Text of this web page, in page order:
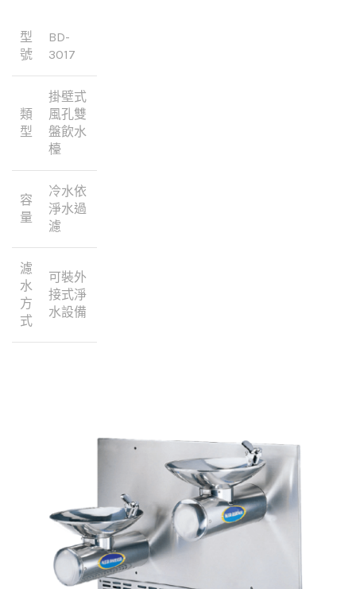
型
號
BD-
3017
類
型
掛壁式
風孔雙
盤飲水
檯
容
量
冷水依
淨水過
濾
濾
水
方
式
可裝外
接式淨
水設備